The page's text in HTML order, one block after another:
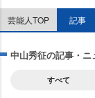
芸能人TOP 記事
中山秀征の記事・ニ
すべて